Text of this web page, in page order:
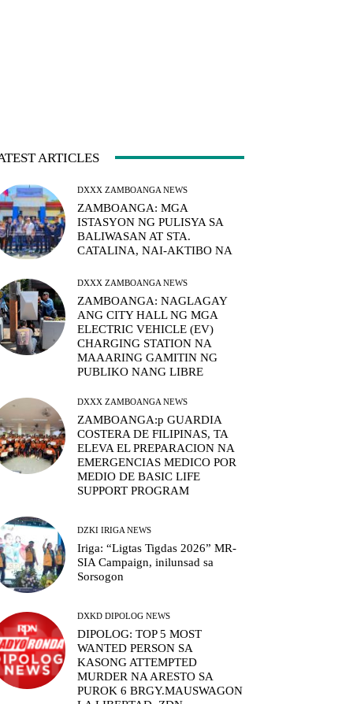
ARTICLES
DXXX ZAMBOANGA NEWS
ZAMBOANGA: MGA
ISTASYON NG PULISYA SA
BALIWASAN AT STA.
CATALINA, NAI-AKTIBO NA
DXXX ZAMBOANGA NEWS
ZAMBOANGA: NAGLAGAY
ANG CITY HALL NG MGA
ELECTRIC VEHICLE (EV)
CHARGING STATION NA
MAAARING GAMITIN NG
PUBLIKO NANG LIBRE
DXXX ZAMBOANGA NEWS
ZAMBOANGA:p GUARDIA
COSTERA DE FILIPINAS, TA
ELEVA EL PREPARACION NA
EMERGENCIAS MEDICO POR
MEDIO DE BASIC LIFE
SUPPORT PROGRAM
DZKI IRIGA NEWS
Iriga: “Ligtas Tigdas 2026” MR-
SIA Campaign, inilunsad sa
Sorsogon
DXKD DIPOLOG NEWS
DIPOLOG: TOP 5 MOST
WANTED PERSON SA
KASONG ATTEMPTED
MURDER NA ARESTO SA
PUROK 6 BRGY.MAUSWAGON